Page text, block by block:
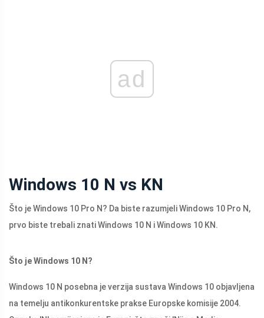
ad
Windows 10 N vs KN
Što je Windows 10 Pro N? Da biste razumjeli Windows 10 Pro N,
prvo biste trebali znati Windows 10 N i Windows 10 KN.
Što je Windows 10 N?
Windows 10 N posebna je verzija sustava Windows 10 objavljena
na temelju antikonkurentske prakse Europske komisije 2004.